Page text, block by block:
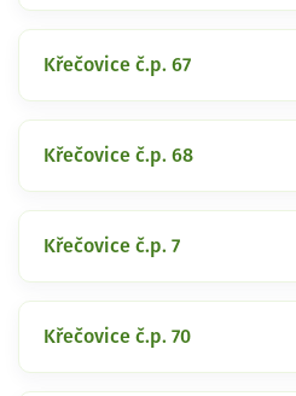
Křečovice č.p. 67
Křečovice č.p. 68
Křečovice č.p. 7
Křečovice č.p. 70